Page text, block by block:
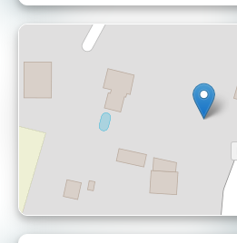
De 2 à 5 joueurs
par
collègues ou aventuriers
Conçu dans une
Tiny
écologique
, (100 rue
Beaulieu) cet Escape
innovation, pédagogie
l’environnement
Un décor immersif, des
ingénieux, et un
pour la planète
coopération.